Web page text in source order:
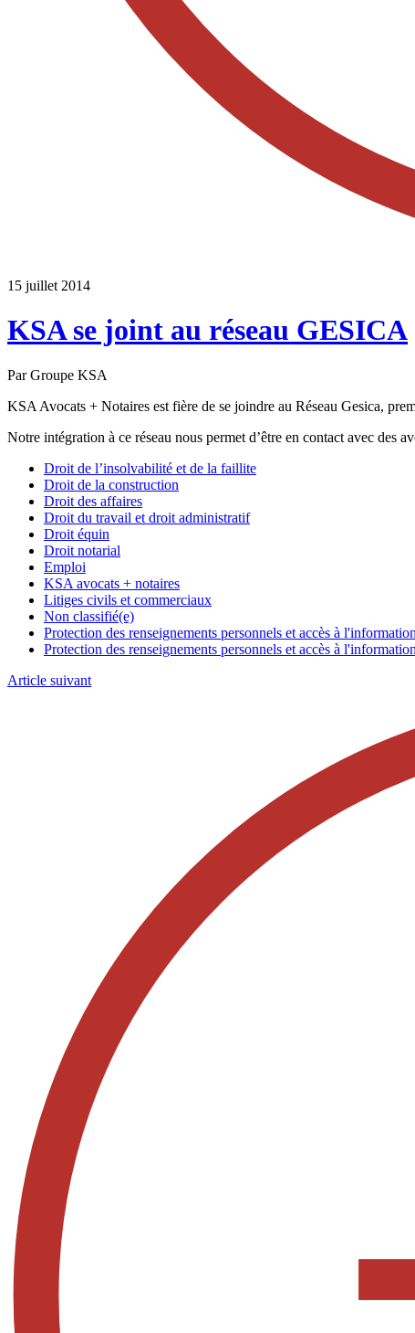
15 juillet 2014
KSA se joint au réseau GESICA
Par Groupe KSA
KSA Avocats + Notaires est fière de se joindre au Réseau Gesica,
Notre intégration à ce réseau nous permet d’être en contact avec des
Droit de l’insolvabilité et de la faillite
Droit de la construction
Droit des affaires
Droit du travail et droit administratif
Droit équin
Droit notarial
Emploi
KSA avocats + notaires
Litiges civils et commerciaux
Non classifié(e)
Protection des renseignements personnels et accès à l'information
Protection des renseignements personnels et accès à l'information
Article suivant